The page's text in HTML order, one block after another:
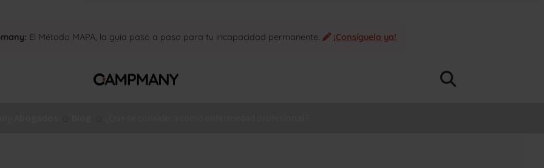
El Método MAPA, la guía paso a paso para tu incapacidad permanente. ¡Consíguelo ya!